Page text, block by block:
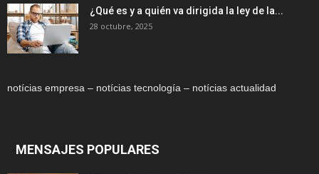
¿Qué es y a quién va dirigida la ley de la...
28 octubre, 2025
notícias empresa – notícias tecnología – notícias actualidad
MENSAJES POPULARES